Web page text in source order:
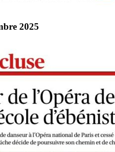
2025